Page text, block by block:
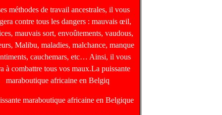
méthodes de travail ancestrales, il vous
contre tous les dangers : mauvais œil,
mauvais sort, envoûtements, vaudous,
Malibu, maladies, malchance, manque
cauchemars, etc… Ainsi, il vous
à combattre tous vos maux.La puissante
maraboutique africaine en Belgiq
maraboutique africaine en Belgique